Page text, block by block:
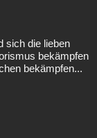
sich die lieben
bekämpfen
bekämpfen...